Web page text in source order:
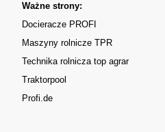
Ważne strony:
Docieracze PROFI
Maszyny rolnicze TPR
Technika rolnicza top agrar
Traktorpool
Profi.de